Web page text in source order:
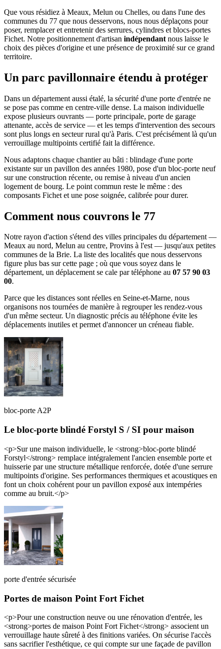
Que vous résidiez à Meaux, Melun ou Chelles, ou dans l'une des
communes du 77 que nous desservons, nous nous déplaçons pour
poser, remplacer et entretenir des serrures, cylindres et blocs-portes
Fichet. Notre positionnement d'artisan indépendant nous laisse le
choix des pièces d'origine et une présence de proximité sur ce grand
territoire.
Un parc pavillonnaire étendu à protéger
Dans un département aussi étalé, la sécurité d'une porte d'entrée ne
se pose pas comme en centre-ville dense. La maison individuelle
expose plusieurs ouvrants — porte principale, porte de garage
attenante, accès de service — et les temps d'intervention des secours
sont plus longs en secteur rural qu'à Paris. C'est précisément là qu'un
verrouillage multipoints certifié fait la différence.
Nous adaptons chaque chantier au bâti : blindage d'une porte
existante sur un pavillon des années 1980, pose d'un bloc-porte neuf
sur une construction récente, ou remise à niveau d'un ancien
logement de bourg. Le point commun reste le même : des
composants Fichet et une pose soignée, calibrée pour durer.
Comment nous couvrons le 77
Notre rayon d'action s'étend des villes principales du département —
Meaux au nord, Melun au centre, Provins à l'est — jusqu'aux petites
communes de la Brie. La liste des localités que nous desservons
figure plus bas sur cette page ; où que vous soyez dans le
département, un déplacement se cale par téléphone au 07 57 90 03
00.
Parce que les distances sont réelles en Seine-et-Marne, nous
organisons nos tournées de manière à regrouper les rendez-vous
d'un même secteur. Un diagnostic précis au téléphone évite les
déplacements inutiles et permet d'annoncer un créneau fiable.
bloc-porte A2P
Le bloc-porte blindé Forstyl S / SI pour maison
<p>Sur une maison individuelle, le <strong>bloc-porte blindé
Forstyl</strong> remplace intégralement l'ancien ensemble porte et
huisserie par une structure métallique renforcée, dotée d'une serrure
multipoints d'origine. Ses performances thermiques et acoustiques en
font un choix cohérent pour un pavillon exposé aux intempéries
comme au bruit.</p>
porte d'entrée sécurisée
Portes de maison Point Fort Fichet
<p>Pour une construction neuve ou une rénovation d'entrée, les
<strong>portes de maison Point Fort Fichet</strong> associent un
verrouillage haute sûreté à des finitions variées. On sécurise l'accès
sans sacrifier l'esthétique, ce qui compte sur une façade de pavillon